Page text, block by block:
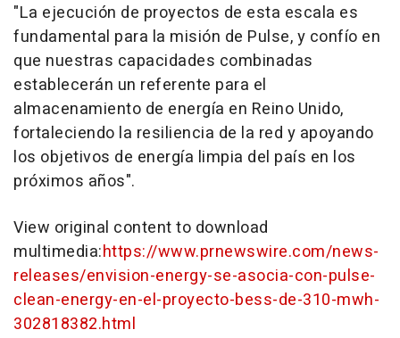
"La ejecución de proyectos de esta escala es
fundamental para la misión de Pulse, y confío en
que nuestras capacidades combinadas
establecerán un referente para el
almacenamiento de energía en Reino Unido,
fortaleciendo la resiliencia de la red y apoyando
los objetivos de energía limpia del país en los
próximos años".
View original content to download
multimedia:https://www.prnewswire.com/news-
releases/envision-energy-se-asocia-con-pulse-
clean-energy-en-el-proyecto-bess-de-310-mwh-
302818382.html